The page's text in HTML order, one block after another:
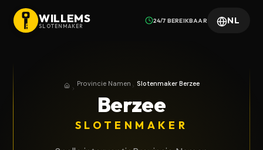
WILLEMS
SLOTENMAKER
24/7 BEREIKBAAR NL
HomeProvincie Namen
Provincie Namen Slotenmaker Berzee
Berzee
SLOTENMAKER